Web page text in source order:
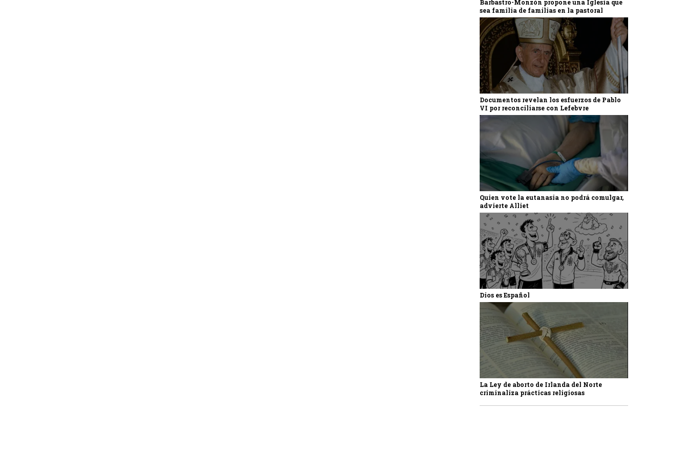
Barbastro-Monzón propone una Iglesia que
sea familia de familias en la pastoral
Documentos revelan los esfuerzos de Pablo
VI por reconciliarse con Lefebvre
Quien vote la eutanasia no podrá comulgar,
advierte Alliet
Dios es Español
La Ley de aborto de Irlanda del Norte
criminaliza prácticas religiosas